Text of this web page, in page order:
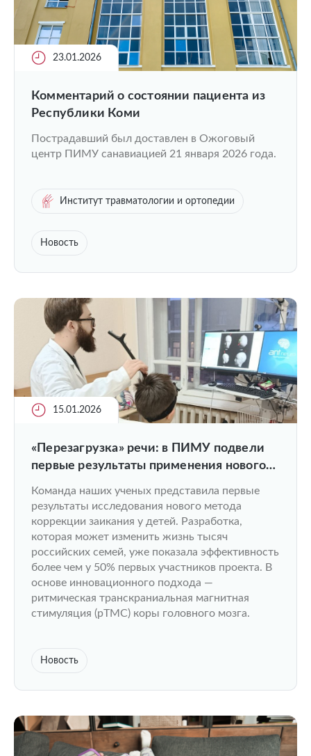
23.01.2026
Комментарий о состоянии пациента из
Республики Коми
Пострадавший был доставлен в Ожоговый
центр ПИМУ санавиацией 21 января 2026 года.
Институт травматологии и ортопедии
Новость
15.01.2026
«Перезагрузка» речи: в ПИМУ подвели
первые результаты применения нового
Команда наших ученых представила первые
результаты исследования нового метода
коррекции заикания у детей. Разработка,
которая может изменить жизнь тысяч
российских семей, уже показала эффективность
более чем у 50% первых участников проекта. В
основе инновационного подхода —
ритмическая транскраниальная магнитная
стимуляция (рТМС) коры головного мозга.
Новость